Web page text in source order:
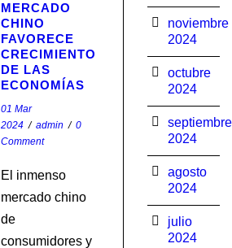
MERCADO
CHINO
FAVORECE
CRECIMIENTO
DE LAS
ECONOMÍAS
01 Mar
2024 / admin / 0
Comment
El inmenso
mercado chino
de
consumidores y
noviembre
2024
octubre
2024
septiembre
2024
agosto
2024
julio
2024